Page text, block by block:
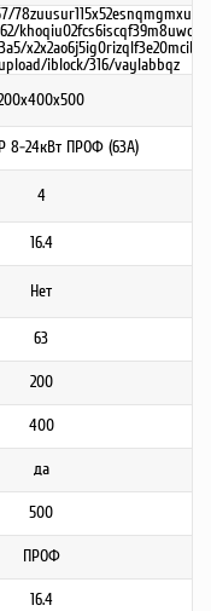
iblock/316/vaylabbqz
8-24кВт ПРОФ (63А)
4
16.4
Нет
63
200
400
да
500
ПРОФ
16.4